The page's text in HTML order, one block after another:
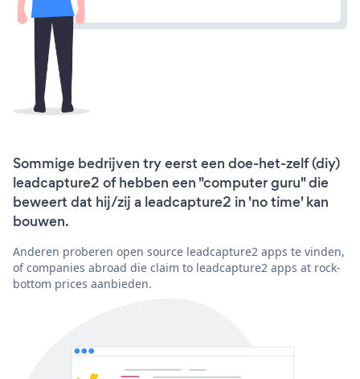
Sommige bedrijven try eerst een doe-het-zelf (diy)
leadcapture2 of hebben een "computer guru" die
beweert dat hij/zij a leadcapture2 in 'no time' kan
bouwen.
Anderen proberen open source leadcapture2 apps te vinden,
of companies abroad die claim to leadcapture2 apps at rock-
bottom prices aanbieden.